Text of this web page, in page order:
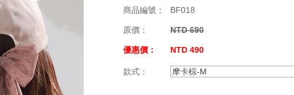
商品編號： BF018
原價： NTD 690
優惠價： NTD 490
款式： 摩卡棕-M